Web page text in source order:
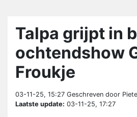
Talpa grijpt in
ochtendshow
Froukje
03-11-25, 15:27 Geschreven door
Laatste update: 03-11-25, 17:27